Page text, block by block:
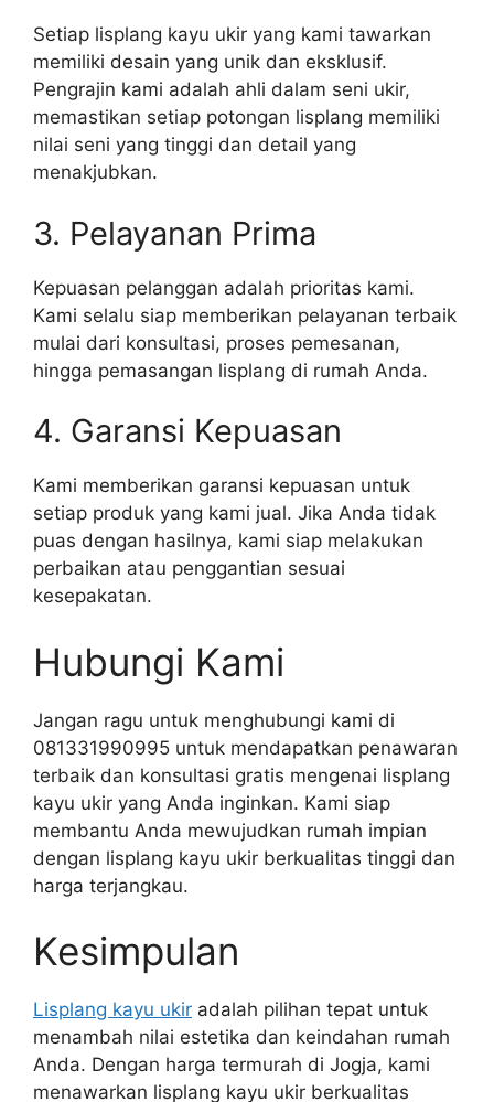
Setiap lisplang kayu ukir yang kami tawarkan
memiliki desain yang unik dan eksklusif.
Pengrajin kami adalah ahli dalam seni ukir,
memastikan setiap potongan lisplang memiliki
nilai seni yang tinggi dan detail yang
menakjubkan.
3. Pelayanan Prima
Kepuasan pelanggan adalah prioritas kami.
Kami selalu siap memberikan pelayanan terbaik
mulai dari konsultasi, proses pemesanan,
hingga pemasangan lisplang di rumah Anda.
4. Garansi Kepuasan
Kami memberikan garansi kepuasan untuk
setiap produk yang kami jual. Jika Anda tidak
puas dengan hasilnya, kami siap melakukan
perbaikan atau penggantian sesuai
kesepakatan.
Hubungi Kami
Jangan ragu untuk menghubungi kami di
081331990995 untuk mendapatkan penawaran
terbaik dan konsultasi gratis mengenai lisplang
kayu ukir yang Anda inginkan. Kami siap
membantu Anda mewujudkan rumah impian
dengan lisplang kayu ukir berkualitas tinggi dan
harga terjangkau.
Kesimpulan
Lisplang kayu ukir adalah pilihan tepat untuk
menambah nilai estetika dan keindahan rumah
Anda. Dengan harga termurah di Jogja, kami
menawarkan lisplang kayu ukir berkualitas